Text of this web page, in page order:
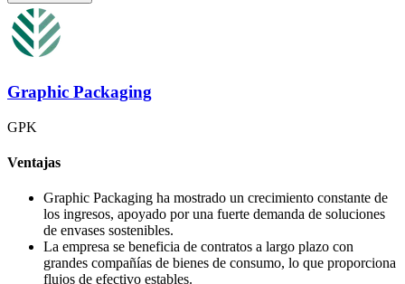
Graphic Packaging
GPK
Ventajas
Graphic Packaging ha mostrado un crecimiento constante de
los ingresos, apoyado por una fuerte demanda de soluciones
de envases sostenibles.
La empresa se beneficia de contratos a largo plazo con
grandes compañías de bienes de consumo, lo que proporciona
flujos de efectivo estables.